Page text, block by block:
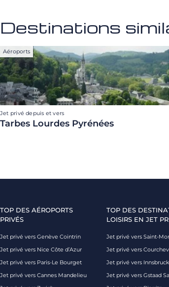
Destinations
Aéroports
Jet privé depuis et vers
Tarbes Lourdes Pyrénées
TOP DES AÉROPORTS
PRIVÉS
Jet privé vers Genève Cointrin
Jet privé vers Nice Côte d’Azur
Jet privé vers Paris-Le Bourget
Jet privé vers Cannes Mandelieu
TOP DES
LOISIRS EN JET
Jet privé vers Saint-
Jet privé vers
Jet privé vers Innsbruck
Jet privé vers Gstaad